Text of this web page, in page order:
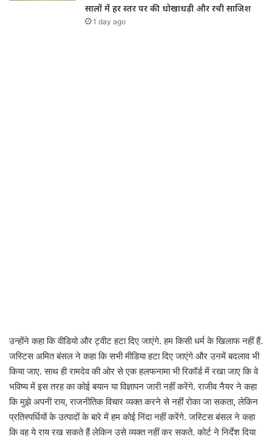
सालों में हर स्तर पर की धोखाधड़ी और रची साजिश
1 day ago
उन्होंने कहा कि वीडियो और ट्वीट हटा दिए जाएंगे. हम किसी धर्म के खिलाफ नहीं हैं.
जस्टिस अमित बंसल ने कहा कि सभी मीडिया हटा दिए जाएंगे और उनमें बदलाव भी
किया जाए. साथ ही रामदेव की ओर से एक हलफनामा भी रिकॉर्ड में रखा जाए कि वे
भविष्य में इस तरह का कोई बयान या विज्ञापन जारी नहीं करेंगे. राजीव नैयर ने कहा
कि मुझे अपनी राय, राजनीतिक विचार व्यक्त करने से नहीं रोका जा सकता, लेकिन
प्रतिस्पर्धियों के उत्पादों के बारे में हम कोई निंदा नहीं करेंगे. जस्टिस बंसल ने कहा
कि वह ये राय रख सकते हैं लेकिन उसे व्यक्त नहीं कर सकते. कोर्ट ने निर्देश दिया